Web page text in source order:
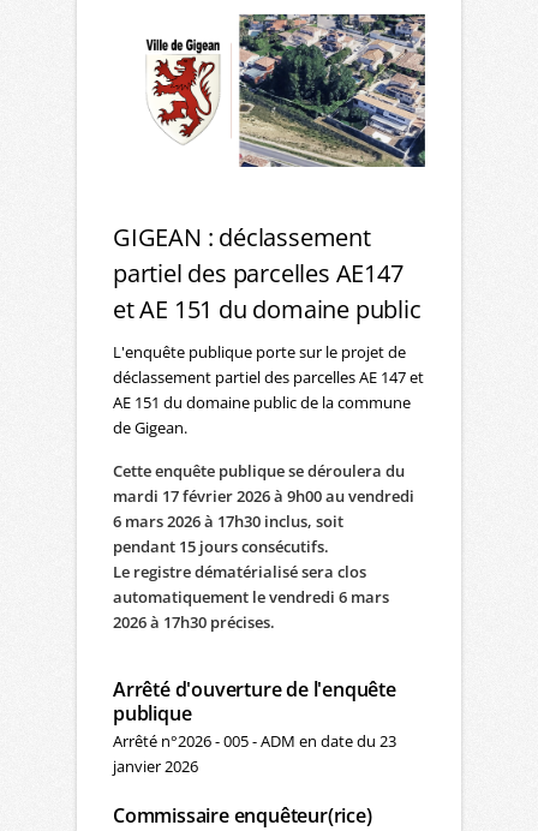
GIGEAN : déclassement
partiel des parcelles AE147
et AE 151 du domaine public
L'enquête publique porte sur le projet de
déclassement partiel des parcelles AE 147 et
AE 151 du domaine public de la commune
de Gigean.
Cette enquête publique se déroulera du
mardi 17 février 2026 à 9h00 au vendredi
6 mars 2026 à 17h30 inclus, soit
pendant 15 jours consécutifs.
Le registre dématérialisé sera clos
automatiquement le vendredi 6 mars
2026 à 17h30 précises.
Arrêté d'ouverture de l'enquête
publique
Arrêté n°2026 - 005 - ADM en date du 23
janvier 2026
Commissaire enquêteur(rice)